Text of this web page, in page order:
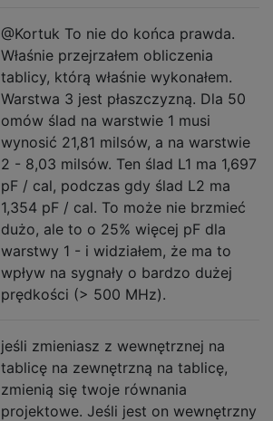
@Kortuk To nie do końca prawda.
Właśnie przejrzałem obliczenia
tablicy, którą właśnie wykonałem.
Warstwa 3 jest płaszczyzną. Dla 50
omów ślad na warstwie 1 musi
wynosić 21,81 milsów, a na warstwie
2 - 8,03 milsów. Ten ślad L1 ma 1,697
pF / cal, podczas gdy ślad L2 ma
1,354 pF / cal. To może nie brzmieć
dużo, ale to o 25% więcej pF dla
warstwy 1 - i widziałem, że ma to
wpływ na sygnały o bardzo dużej
prędkości (> 500 MHz).
jeśli zmieniasz z wewnętrznej na
tablicę na zewnętrzną na tablicę,
zmienią się twoje równania
projektowe. Jeśli jest on wewnętrzny